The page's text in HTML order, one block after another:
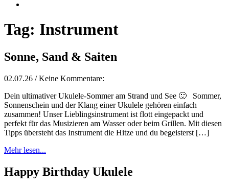
Tag: Instrument
Sonne, Sand & Saiten
02.07.26 / Keine Kommentare:
Dein ultimativer Ukulele-Sommer am Strand und See 🙂 Sommer,
Sonnenschein und der Klang einer Ukulele gehören einfach
zusammen! Unser Lieblingsinstrument ist flott eingepackt und
perfekt für das Musizieren am Wasser oder beim Grillen. Mit diesen
Tipps übersteht das Instrument die Hitze und du begeisterst […]
Mehr lesen...
Happy Birthday Ukulele